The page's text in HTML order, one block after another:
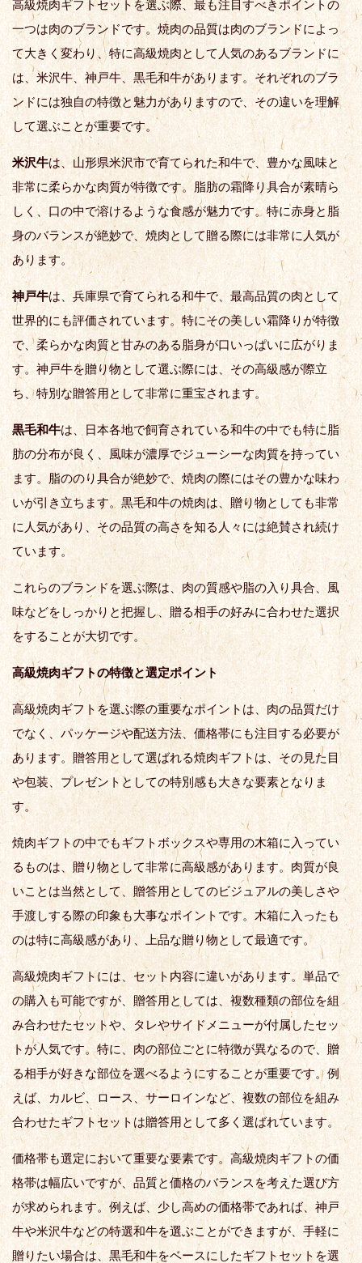
高級焼肉ギフトセットを選ぶ際、最も注目すべきポイントの
一つは肉のブランドです。焼肉の品質は肉のブランドによっ
て大きく変わり、特に高級焼肉として人気のあるブランドに
は、米沢牛、神戸牛、黒毛和牛があります。それぞれのブラ
ンドには独自の特徴と魅力がありますので、その違いを理解
して選ぶことが重要です。
米沢牛は、山形県米沢市で育てられた和牛で、豊かな風味と
非常に柔らかな肉質が特徴です。脂肪の霜降り具合が素晴ら
しく、口の中で溶けるような食感が魅力です。特に赤身と脂
身のバランスが絶妙で、焼肉として贈る際には非常に人気が
あります。
神戸牛は、兵庫県で育てられる和牛で、最高品質の肉として
世界的にも評価されています。特にその美しい霜降りが特徴
で、柔らかな肉質と甘みのある脂身が口いっぱいに広がりま
す。神戸牛を贈り物として選ぶ際には、その高級感が際立
ち、特別な贈答用として非常に重宝されます。
黒毛和牛は、日本各地で飼育されている和牛の中でも特に脂
肪の分布が良く、風味が濃厚でジューシーな肉質を持ってい
ます。脂ののり具合が絶妙で、焼肉の際にはその豊かな味わ
いが引き立ちます。黒毛和牛の焼肉は、贈り物としても非常
に人気があり、その品質の高さを知る人々には絶賛され続け
ています。
これらのブランドを選ぶ際は、肉の質感や脂の入り具合、風
味などをしっかりと把握し、贈る相手の好みに合わせた選択
をすることが大切です。
高級焼肉ギフトの特徴と選定ポイント
高級焼肉ギフトを選ぶ際の重要なポイントは、肉の品質だけ
でなく、パッケージや配送方法、価格帯にも注目する必要が
あります。贈答用として選ばれる焼肉ギフトは、その見た目
や包装、プレゼントとしての特別感も大きな要素となりま
す。
焼肉ギフトの中でもギフトボックスや専用の木箱に入ってい
るものは、贈り物として非常に高級感があります。肉質が良
いことは当然として、贈答用としてのビジュアルの美しさや
手渡しする際の印象も大事なポイントです。木箱に入ったも
のは特に高級感があり、上品な贈り物として最適です。
高級焼肉ギフトには、セット内容に違いがあります。単品で
の購入も可能ですが、贈答用としては、複数種類の部位を組
み合わせたセットや、タレやサイドメニューが付属したセッ
トが人気です。特に、肉の部位ごとに特徴が異なるので、贈
る相手が好きな部位を選べるようにすることが重要です。例
えば、カルビ、ロース、サーロインなど、複数の部位を組み
合わせたギフトセットは贈答用として多く選ばれています。
価格帯も選定において重要な要素です。高級焼肉ギフトの価
格帯は幅広いですが、品質と価格のバランスを考えた選び方
が求められます。例えば、少し高めの価格帯であれば、神戸
牛や米沢牛などの特選和牛を選ぶことができますが、手軽に
贈りたい場合は、黒毛和牛をベースにしたギフトセットを選